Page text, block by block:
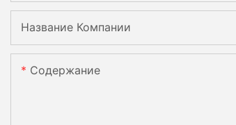
Название Компании
Содержание